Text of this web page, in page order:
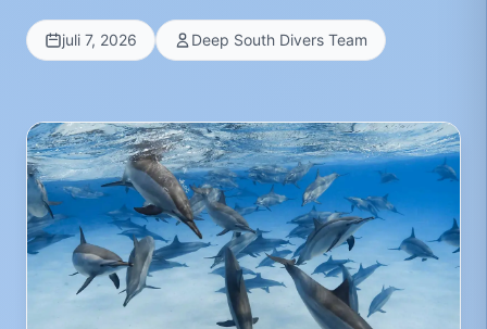
juli 7, 2026 Deep South Divers Team